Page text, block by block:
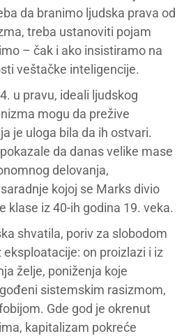
da branimo ljudska prava od
treba ustanoviti pojam
– čak i ako insistiramo na
veštačke inteligencije.
u pravu, ideali ljudskog
mogu da prežive
je uloga bila da ih ostvari.
da danas velike mase
delovanja,
kojoj se Marks divio
klase iz 40-ih godina 19. veka.
shvatila, poriv za slobodom
on proizlazi i iz
želje, poniženja koje
sistemskim rasizmom,
Gde god je okrenut
kapitalizam pokreće